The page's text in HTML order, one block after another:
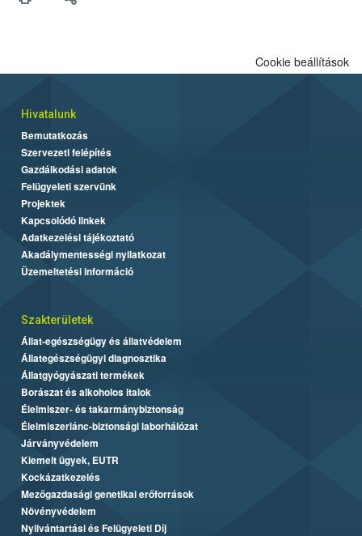
Cookie beállítások
Hivatalunk
Bemutatkozás
Szervezeti felépítés
Gazdálkodási adatok
Felügyeleti szervünk
Projektek
Kapcsolódó linkek
Adatkezelési tájékoztató
Akadálymentességi nyilatkozat
Üzemeltetési információ
Szakterületek
Állat-egészségügy és állatvédelem
Állategészségügyi diagnosztika
Állatgyógyászati termékek
Borászat és alkoholos italok
Élelmiszer- és takarmánybiztonság
Élelmiszerlánc-biztonsági laborhálózat
Járványvédelem
Kiemelt ügyek, EUTR
Kockázatkezelés
Mezőgazdasági genetikai erőforrások
Növényvédelem
Nyilvántartási és Felügyeleti Díj